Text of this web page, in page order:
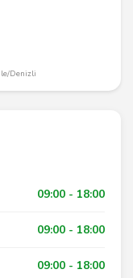
Denizli
09:00 - 18:00
09:00 - 18:00
09:00 - 18:00